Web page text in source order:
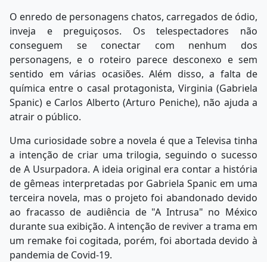
O enredo de personagens chatos, carregados de ódio,
inveja e preguiçosos. Os telespectadores não
conseguem se conectar com nenhum dos
personagens, e o roteiro parece desconexo e sem
sentido em várias ocasiões. Além disso, a falta de
química entre o casal protagonista, Virginia (Gabriela
Spanic) e Carlos Alberto (Arturo Peniche), não ajuda a
atrair o público.
Uma curiosidade sobre a novela é que a Televisa tinha
a intenção de criar uma trilogia, seguindo o sucesso
de A Usurpadora. A ideia original era contar a história
de gêmeas interpretadas por Gabriela Spanic em uma
terceira novela, mas o projeto foi abandonado devido
ao fracasso de audiência de "A Intrusa" no México
durante sua exibição. A intenção de reviver a trama em
um remake foi cogitada, porém, foi abortada devido à
pandemia de Covid-19.